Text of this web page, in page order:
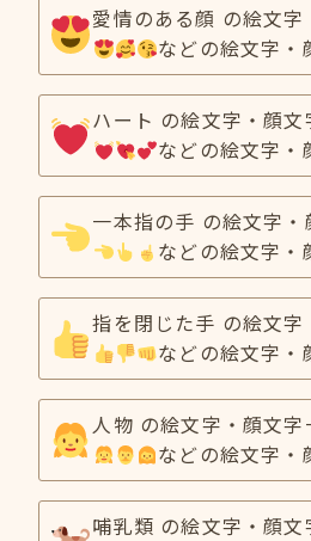
愛情のある顔 の絵文
などの絵文字・
ハート の絵文字・顔文
などの絵文字・
一本指の手 の絵文字・
などの絵文字・
指を閉じた手 の絵文
などの絵文字・
人物 の絵文字・顔文字
などの絵文字・
哺乳類 の絵文字・顔文